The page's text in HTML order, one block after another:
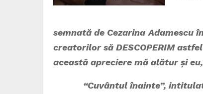
semnată de Cezarina Adamescu
creatorilor să DESCOPERIM
această apreciere mă alătur și
“Cuvântul înainte”, intitulat